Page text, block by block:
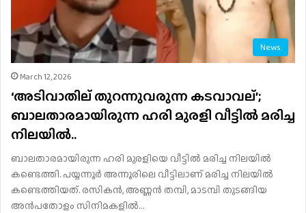
News
March 12, 2026
‘അടിവാതില് തുറന്നുവരുന്ന കടവാവല്’;
ബാലതാരമായിരുന്ന ഹരി മുരളി വീട്ടില്‍ മരിച്ച
നിലയില്‍..
ബാലതാരമായിരുന്ന ഹരി മുരളിയെ വീട്ടില്‍ മരിച്ച നിലയില്‍
കണ്ടെത്തി. പയ്യന്നൂര്‍ അന്നൂരിലെ വീട്ടിലാണ് മരിച്ച നിലയില്‍
കണ്ടെത്തിയത്. രസികന്‍, അണ്ണന്‍ തമ്പി, മാടമ്പി തുടങ്ങിയ
അന്‍പതോളം സിനിമകളില്‍…